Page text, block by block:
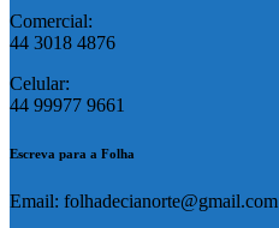
Comercial:
44 3018 4876
Celular:
44 99977 9661
Escreva para a Folha
Email: folhadecianorte@gmail.com